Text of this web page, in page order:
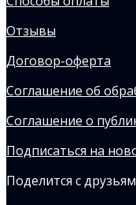
Отзывы
Договор-оферта
Соглашение об
Соглашение о
Подписаться на
Поделится с